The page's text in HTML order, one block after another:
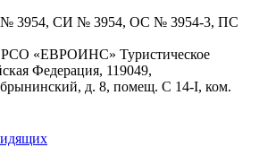
3954, СИ № 3954, ОС № 3954-3, ПС
«ЕВРОИНС» Туристическое
Федерация, 119049,
д. 8, помещ. С 14-I, ком.